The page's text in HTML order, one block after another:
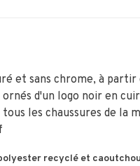
et sans chrome, à partir
d'un logo noir en
les chaussures de la
recyclé et